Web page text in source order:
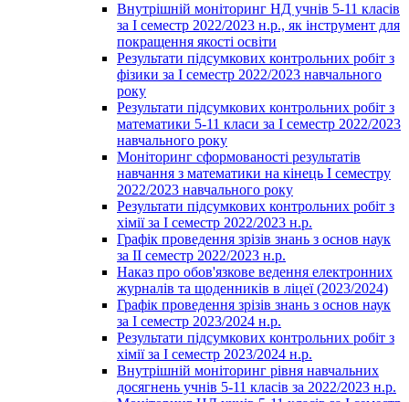
Внутрішній моніторинг НД учнів 5-11 класів
за І семестр 2022/2023 н.р., як інструмент для
покращення якості освіти
Результати підсумкових контрольних робіт з
фізики за І семестр 2022/2023 навчального
року
Результати підсумкових контрольних робіт з
математики 5-11 класи за І семестр 2022/2023
навчального року
Моніторинг сформованості результатів
навчання з математики на кінець І семестру
2022/2023 навчального року
Результати підсумкових контрольних робіт з
хімії за І семестр 2022/2023 н.р.
Графік проведення зрізів знань з основ наук
за ІІ семестр 2022/2023 н.р.
Наказ про обов'язкове ведення електронних
журналів та щоденників в ліцеї (2023/2024)
Графік проведення зрізів знань з основ наук
за І семестр 2023/2024 н.р.
Результати підсумкових контрольних робіт з
хімії за І семестр 2023/2024 н.р.
Внутрішній моніторинг рівня навчальних
досягнень учнів 5-11 класів за 2022/2023 н.р.